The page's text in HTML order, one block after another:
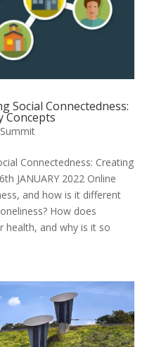
Social Connectedness:
Concepts
Summit
Connectedness: Creating
JANUARY 2022 Online
and how is it different
How does
health, and why is it so